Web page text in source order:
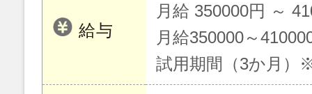
給与
月給 350000円 ～
月給350000～
試用期間（3か月）